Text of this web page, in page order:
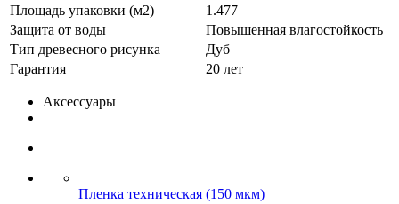
Площадь упаковки (м2)
1.477
Защита от воды
Повышенная влагостойкость
Тип древесного рисунка
Дуб
Гарантия
20 лет
Аксессуары
Пленка техническая (150 мкм)